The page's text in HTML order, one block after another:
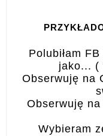
Polubiłam
jako... (
Obserwuję na
Obserwuję
Wybieram